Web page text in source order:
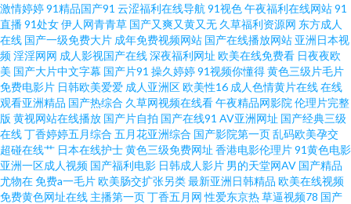
在线免费 三级黄色片子 91桃色国产探花 欧美动作A级片 91精品天堂 黑丝AV
69福利视频导航 大香蕉伊人情色 伊人精品大香蕉 国产手机在线播放91 91成
人天蚕 海外精品1区 色五月精品在线导航 操碰在线 色网123 av无码先锋 探花
少妇Av导航在线 丰满少妇一区二区 午夜剧院福利社 豆花网站免费在线观看
新五月天情色 www五月婷婷 日本高清无码一区 91香蕉视频18 男人天堂第一
激情婷婷91精品国产91 云涩福利在线导航 91视色午夜福利在线网站91
直播91处女伊人网青青草 国产又爽又黄又无 久草福利资源网 东方成人
在线 国产一级免费大片 成年免费视频网站 国产在线播放网站 亚洲日本视
频淫淫网网 成人影视国产在线深夜福利网址 欧美在线免费看 日夜夜欧
美 国产大片中文字幕 国产片91 操久婷婷91视频你懂得黄色三级片毛片
免费电影片 日韩欧美爱爱 成人亚洲区欧美性16 成人色情黄片在线在线
观看亚洲精品 国产热综合 久草网视频在线看午夜精品网影院 伦理片完整
版 黄视网站在线播放 国产片自拍 国产在线91 AV亚洲网址 国产经典三级
在线丁香婷婷五月综合 五月花亚洲综合 国产影院第一页乱码欧美孕交
超碰在线艹 日本在线护士黄色三级免费网址 香港电影伦理片91黄色电影
亚洲一区成人视频 国产福利电影 日韩成人影片 男的天堂网AV 国产精品
尤物在免费a一毛片欧美肠交扩张另类最新亚洲日韩精品 欧美在线视频
免费黄色网址在线 主播第一页丁香五月网 性爱东京热草逼视频78 国产